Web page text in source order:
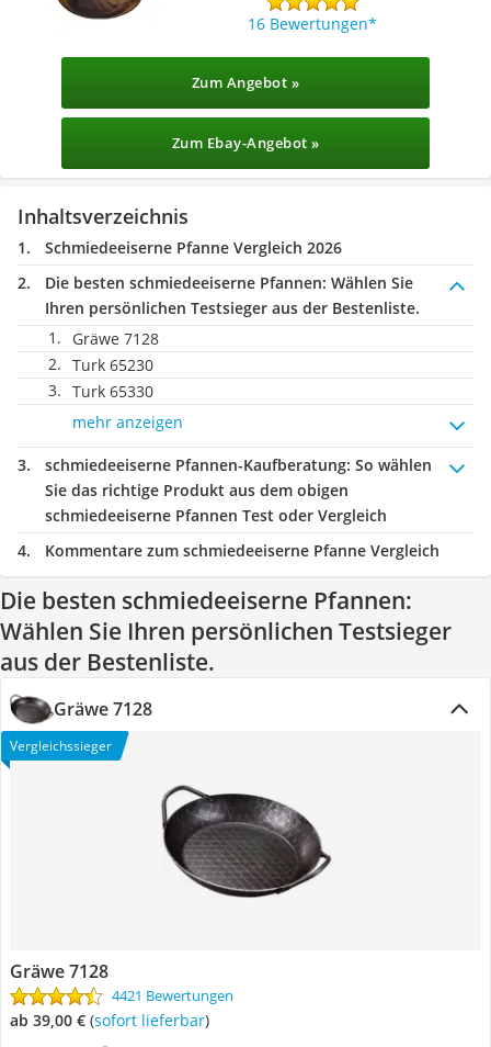
16 Bewertungen
Zum Angebot »
Zum Ebay-Angebot »
Inhaltsverzeichnis
Schmiedeeiserne Pfanne Vergleich 2026
Die besten schmiedeeiserne Pfannen: Wählen Sie
Ihren persönlichen Testsieger aus der Bestenliste.
Gräwe 7128
Turk 65230
Turk 65330
mehr anzeigen
schmiedeeiserne Pfannen-Kaufberatung: So wählen
Sie das richtige Produkt aus dem obigen
schmiedeeiserne Pfannen Test oder Vergleich
Kommentare zum schmiedeeiserne Pfanne Vergleich
Die besten schmiedeeiserne Pfannen:
Wählen Sie Ihren persönlichen Testsieger
aus der Bestenliste.
Gräwe 7128
Vergleichssieger
Gräwe 7128
4421 Bewertungen
ab 39,00 € ( Sofort lieferbar)